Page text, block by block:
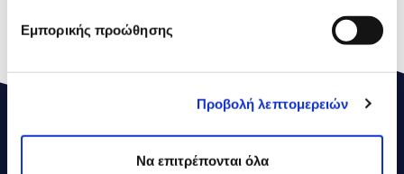
Εμπορικής προώθησης
Προβολή λεπτομερειών
Να επιτρέπονται όλα
Aλάτι
0,2g
ΔΕΛΤΑΣΥΝΤΑΓΕΣ